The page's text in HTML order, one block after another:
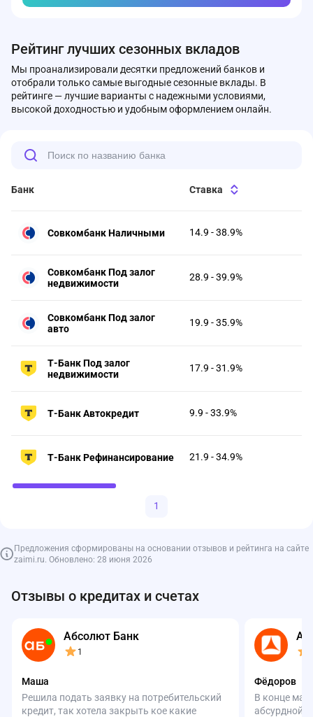
Рейтинг лучших сезонных вкладов
Мы проанализировали десятки предложений банков и
отобрали только самые выгодные сезонные вклады. В
рейтинге — лучшие варианты с надежными условиями,
высокой доходностью и удобным оформлением онлайн.
Банк Ставка
Совкомбанк Наличными 14.9 - 38.9%
Совкомбанк Под залог
недвижимости
28.9 - 39.9%
Совкомбанк Под залог
авто
19.9 - 35.9%
Т-Банк Под залог
недвижимости
17.9 - 31.9%
Т-Банк Автокредит 9.9 - 33.9%
Т-Банк Рефинансирование 21.9 - 34.9%
1
Предложения сформированы на основании отзывов и рейтинга на сайте
zaimi.ru. Обновлено: 28 июня 2026
Отзывы о кредитах и счетах
Абсолют Банк
1
Маша
Решила подать заявку на потребительский
кредит, так хотела закрыть кое какие
Фёдоров
В конце
абсурдной